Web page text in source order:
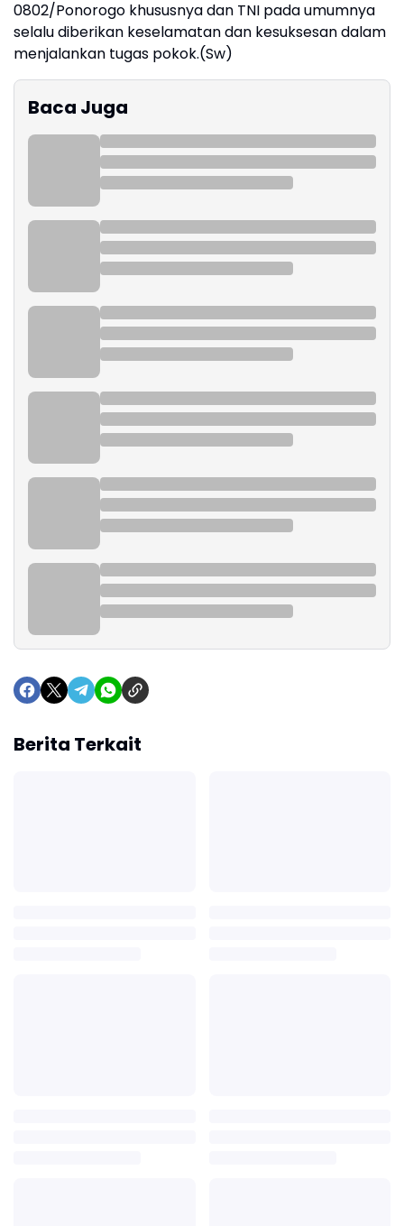
0802/Ponorogo khususnya dan TNI pada umumnya
selalu diberikan keselamatan dan kesuksesan dalam
menjalankan tugas pokok.(Sw)
Baca Juga
Berita Terkait